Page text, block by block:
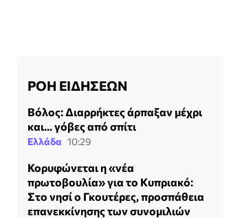
ΡΟΗ ΕΙΔΗΣΕΩΝ
Βόλος: Διαρρήκτες άρπαξαν μέχρι
και... γόβες από σπίτι
Ελλάδα 10:29
Κορυφώνεται η «νέα
πρωτοβουλία» για το Κυπριακό:
Στο νησί ο Γκουτέρες, προσπάθεια
επανεκκίνησης των συνομιλιών